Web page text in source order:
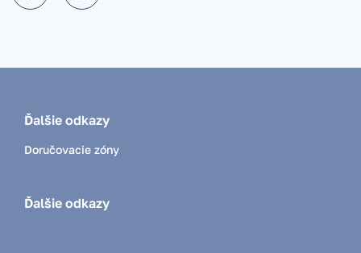
Ďalšie odkazy
Doručovacie zóny
Ďalšie odkazy